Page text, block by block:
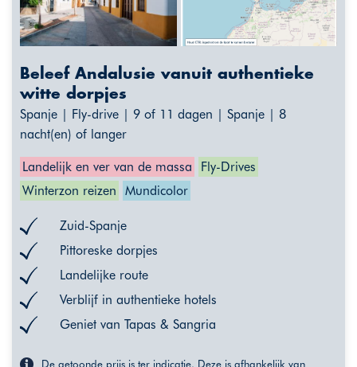
Beleef Andalusie vanuit authentieke
witte dorpjes
Spanje | Fly-drive | 9 of 11 dagen | Spanje | 8
nacht(en) of langer
Landelijk en ver van de massa
Fly-Drives
Winterzon reizen
Mundicolor
Zuid-Spanje
Pittoreske dorpjes
Landelijke route
Verblijf in authentieke hotels
Geniet van Tapas & Sangria
De getoonde prijs is ter indicatie. Deze is afhankelijk van